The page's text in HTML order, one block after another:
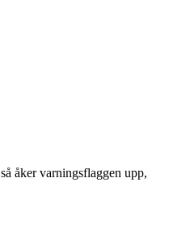
åker varningsflaggen upp,